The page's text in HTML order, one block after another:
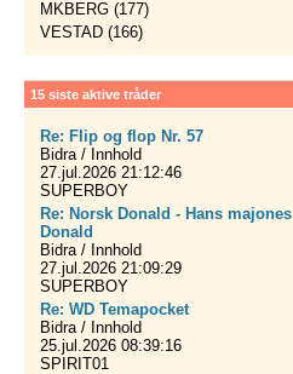
MKBERG (177)
VESTAD (166)
15 siste aktive tråder
Re: Flip og flop Nr. 57
Bidra / Innhold
27.jul.2026 21:12:46
SUPERBOY
Re: Norsk Donald - Hans majones
Donald
Bidra / Innhold
27.jul.2026 21:09:29
SUPERBOY
Re: WD Temapocket
Bidra / Innhold
25.jul.2026 08:39:16
SPIRIT01